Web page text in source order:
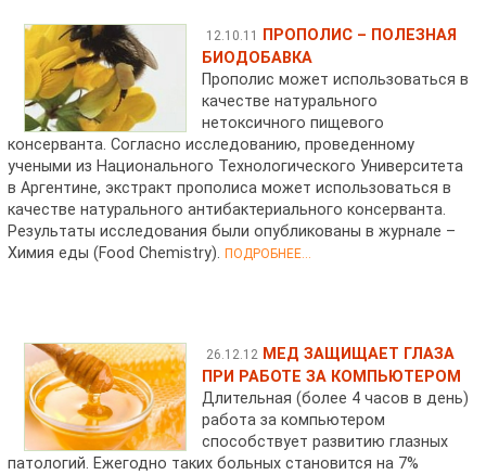
12.10.11
ПРОПОЛИС – ПОЛЕЗНАЯ
БИОДОБАВКА
Прополис может использоваться в
качестве натурального
нетоксичного пищевого
консерванта. Согласно исследованию, проведенному
учеными из Национального Технологического Университета
в Аргентине, экстракт прополиса может использоваться в
качестве натурального антибактериального консерванта.
Результаты исследования были опубликованы в журнале –
Химия еды (Food Chemistry).ПОДРОБНЕЕ...
26.12.12 МЕД ЗАЩИЩАЕТ ГЛАЗА
ПРИ РАБОТЕ ЗА КОМПЬЮТЕРОМ
Длительная (более 4 часов в день)
работа за компьютером
способствует развитию глазных
патологий. Ежегодно таких больных становится на 7%